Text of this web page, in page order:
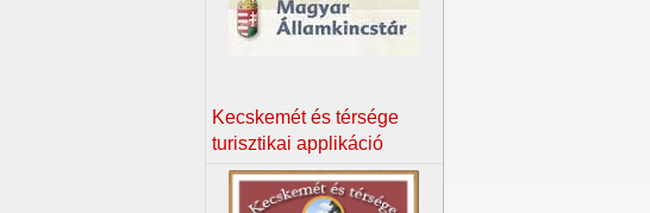
Kecskemét és térsége
turisztikai applikáció